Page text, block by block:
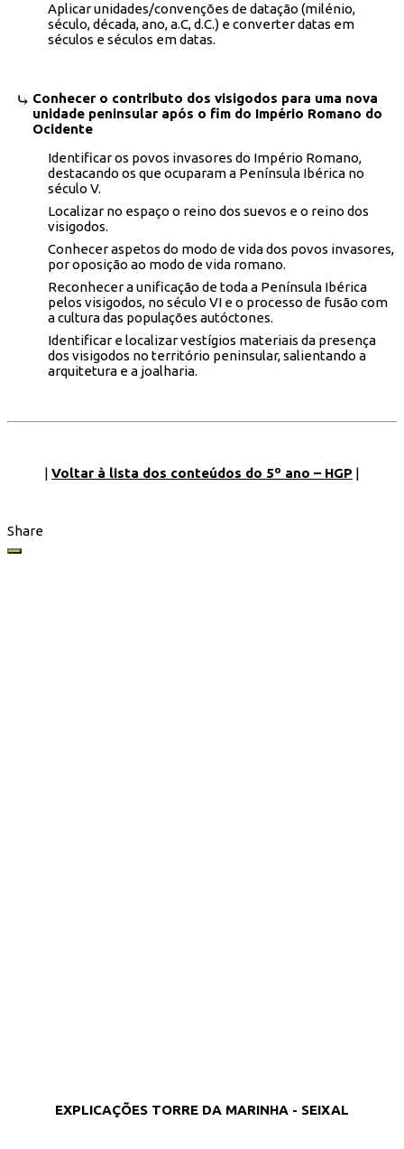
Aplicar unidades/convenções de datação (milénio,
século, década, ano, a.C, d.C.) e converter datas em
séculos e séculos em datas.
Conhecer o contributo dos visigodos para uma nova
unidade peninsular após o fim do Império Romano do
Ocidente
Identificar os povos invasores do Império Romano,
destacando os que ocuparam a Península Ibérica no
século V.
Localizar no espaço o reino dos suevos e o reino dos
visigodos.
Conhecer aspetos do modo de vida dos povos invasores,
por oposição ao modo de vida romano.
Reconhecer a unificação de toda a Península Ibérica
pelos visigodos, no século VI e o processo de fusão com
a cultura das populações autóctones.
Identificar e localizar vestígios materiais da presença
dos visigodos no território peninsular, salientando a
arquitetura e a joalharia.
| Voltar à lista dos conteúdos do 5º ano – HGP |
Share
EXPLICAÇÕES TORRE DA MARINHA - SEIXAL